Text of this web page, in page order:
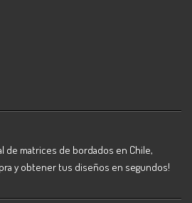
de matrices de bordados en Chile,
y obtener tus diseños en segundos!